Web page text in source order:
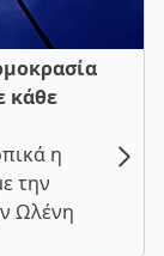
κάθε
η
την
Ωλένη